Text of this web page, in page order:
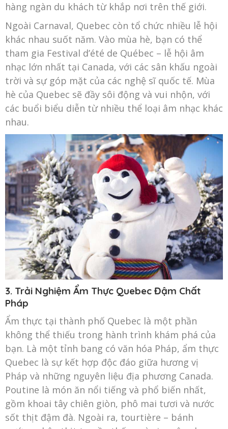
hàng ngàn du khách từ khắp nơi trên thế giới.
Ngoài Carnaval, Quebec còn tổ chức nhiều lễ hội
khác nhau suốt năm. Vào mùa hè, bạn có thể
tham gia Festival d’été de Québec – lễ hội âm
nhạc lớn nhất tại Canada, với các sân khấu ngoài
trời và sự góp mặt của các nghệ sĩ quốc tế. Mùa
hè của Quebec sẽ đầy sôi động và vui nhộn, với
các buổi biểu diễn từ nhiều thể loại âm nhạc khác
nhau.
3. Trải Nghiệm Ẩm Thực Quebec Đậm Chất
Pháp
Ẩm thực tại thành phố Quebec là một phần
không thể thiếu trong hành trình khám phá của
bạn. Là một tỉnh bang có văn hóa Pháp, ẩm thực
Quebec là sự kết hợp độc đáo giữa hương vị
Pháp và những nguyên liệu địa phương Canada.
Poutine là món ăn nổi tiếng và phổ biến nhất,
gồm khoai tây chiên giòn, phô mai tươi và nước
sốt thịt đậm đà. Ngoài ra, tourtière – bánh